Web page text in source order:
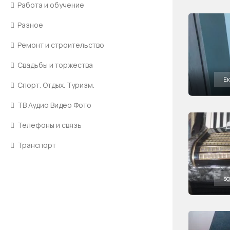
Работа и обучение
Разное
Ремонт и строительство
Свадьбы и торжества
Спорт. Отдых. Туризм.
ТВ Аудио Видео Фото
Телефоны и связь
Транспорт